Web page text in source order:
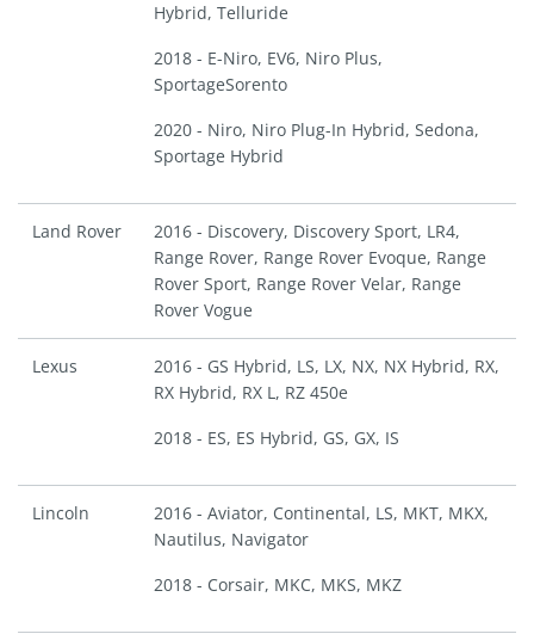
Hybrid, Telluride
2018 - E-Niro, EV6, Niro Plus,
SportageSorento
2020 - Niro, Niro Plug-In Hybrid, Sedona,
Sportage Hybrid
Land Rover
2016 - Discovery, Discovery Sport, LR4,
Range Rover, Range Rover Evoque, Range
Rover Sport, Range Rover Velar, Range
Rover Vogue
Lexus
2016 - GS Hybrid, LS, LX, NX, NX Hybrid, RX,
RX Hybrid, RX L, RZ 450e
2018 - ES, ES Hybrid, GS, GX, IS
Lincoln
2016 - Aviator, Continental, LS, MKT, MKX,
Nautilus, Navigator
2018 - Corsair, MKC, MKS, MKZ